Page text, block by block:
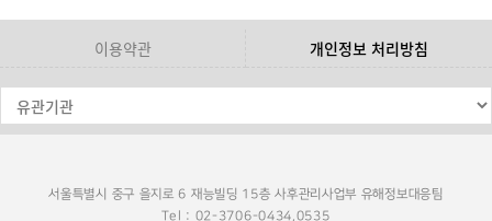
이용약관 개인정보 처리방침
서울특별시 중구 을지로 6 재능빌딩 15층 사후관리사업부 유해정보대응팀
Tel : 02-3706-0434,0535